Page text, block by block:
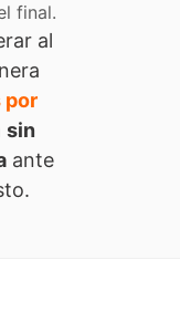
final.
al
por
sin
ante